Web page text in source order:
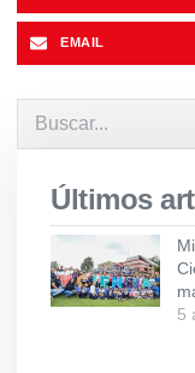
EMAIL
Últimos
5